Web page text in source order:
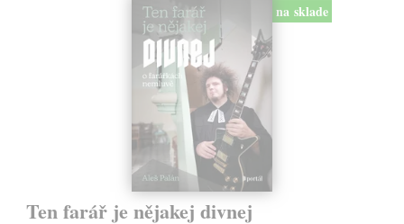
na sklade
Ten farář je nějakej divnej